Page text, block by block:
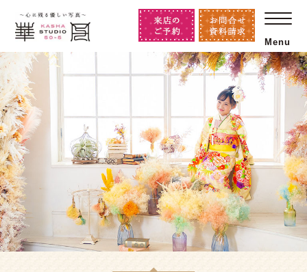
Menu